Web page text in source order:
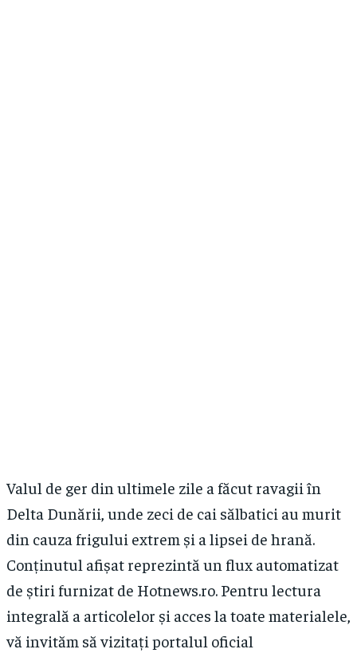
Valul de ger din ultimele zile a făcut ravagii în
Delta Dunării, unde zeci de cai sălbatici au murit
din cauza frigului extrem și a lipsei de hrană.
Conținutul afișat reprezintă un flux automatizat
de știri furnizat de Hotnews.ro. Pentru lectura
integrală a articolelor și acces la toate materialele,
vă invităm să vizitați portalul oficial